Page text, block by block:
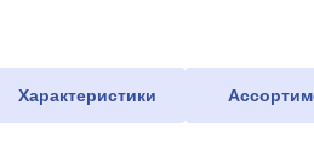
Характеристики